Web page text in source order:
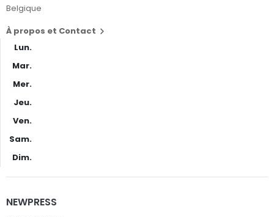
Belgique
À propos et Contact 
Lun.
Mar.
Mer.
Jeu.
Ven.
Sam.
Dim.
NEWPRESS